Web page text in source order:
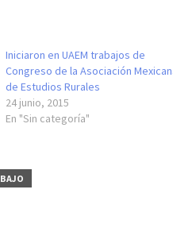
Iniciaron en UAEM trabajos de
Congreso de la Asociación
de Estudios Rurales
24 junio, 2015
En "Sin categoría"